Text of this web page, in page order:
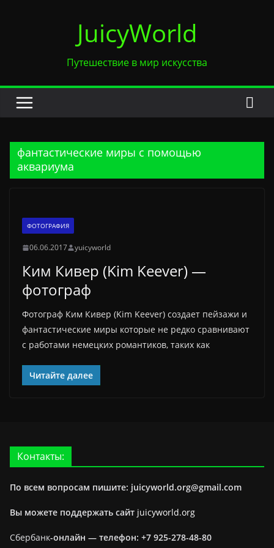
JuicyWorld
Путешествие в мир искусства
фантастические миры с помощью
аквариума
ФОТОГРАФИЯ
06.06.2017 yuicyworld
Ким Кивер (Kim Keever) —
фотограф
Фотограф Ким Кивер (Kim Keever) создает пейзажи и
фантастические миры которые не редко сравнивают
с работами немецких романтиков, таких как
Читайте далее
Контакты:
По всем вопросам пишите: juicyworld.org@gmail.com
Вы можете поддержать сайт juicyworld.org
Сбербанк-онлайн — телефон: +7 925-278-48-80